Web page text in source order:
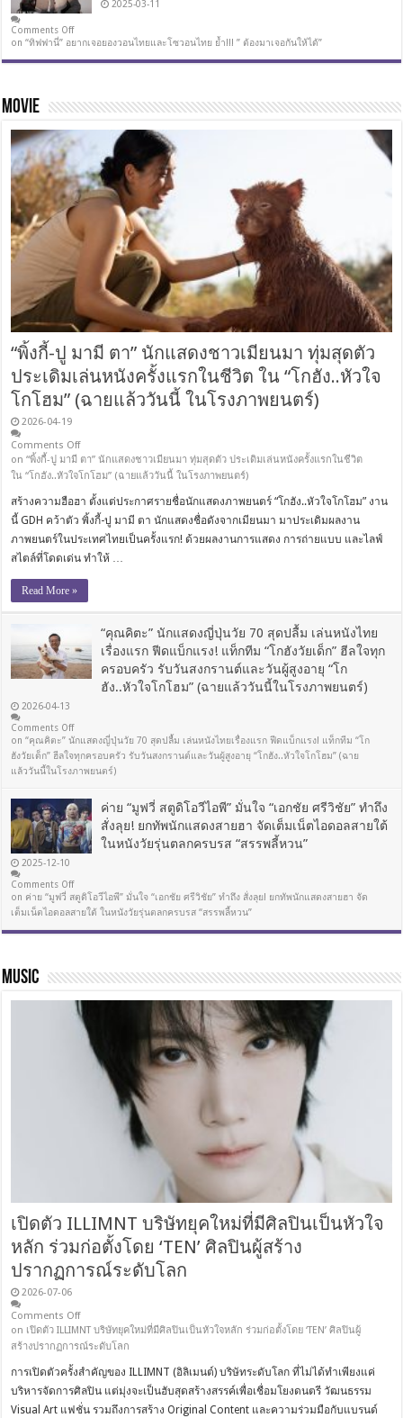
2025-03-11
Comments Off
on “ทิฟฟานี่” อยากเจอยองวอนไทยและโซวอนไทย ย้ำ!!! ” ต้องมาเจอกันให้ได้”
MOVIE
“พิ้งกี้-ปู มามี ตา” นักแสดงชาวเมียนมา ทุ่มสุดตัว
ประเดิมเล่นหนังครั้งแรกในชีวิต ใน “โกฮัง..หัวใจ
โกโฮม” (ฉายแล้ววันนี้ ในโรงภาพยนตร์)
2026-04-19
Comments Off
on “พิ้งกี้-ปู มามี ตา” นักแสดงชาวเมียนมา ทุ่มสุดตัว ประเดิมเล่นหนังครั้งแรกในชีวิต
ใน “โกฮัง..หัวใจโกโฮม” (ฉายแล้ววันนี้ ในโรงภาพยนตร์)
สร้างความฮือฮา ตั้งแต่ประกาศรายชื่อนักแสดงภาพยนตร์ “โกฮัง..หัวใจโกโฮม” งาน
นี้ GDH คว้าตัว พิ้งกี้-ปู มามี ตา นักแสดงชื่อดังจากเมียนมา มาประเดิมผลงาน
ภาพยนตร์ในประเทศไทยเป็นครั้งแรก! ด้วยผลงานการแสดง การถ่ายแบบ และไลฟ์
สไตล์ที่โดดเด่น ทำให้ …
Read More »
“คุณคิตะ” นักแสดงญี่ปุ่นวัย 70 สุดปลื้ม เล่นหนังไทย
เรื่องแรก ฟีดแบ็กแรง! แท็กทีม “โกฮังวัยเด็ก” ฮีลใจทุก
ครอบครัว รับวันสงกรานต์และวันผู้สูงอายุ “โก
ฮัง..หัวใจโกโฮม” (ฉายแล้ววันนี้ในโรงภาพยนตร์)
2026-04-13
Comments Off
on “คุณคิตะ” นักแสดงญี่ปุ่นวัย 70 สุดปลื้ม เล่นหนังไทยเรื่องแรก ฟีดแบ็กแรง! แท็กทีม “โก
ฮังวัยเด็ก” ฮีลใจทุกครอบครัว รับวันสงกรานต์และวันผู้สูงอายุ “โกฮัง..หัวใจโกโฮม” (ฉาย
แล้ววันนี้ในโรงภาพยนตร์)
ค่าย “มูฟวี่ สตูดิโอวีไอพี” มั่นใจ “เอกชัย ศรีวิชัย” ทำถึง
สั่งลุย! ยกทัพนักแสดงสายฮา จัดเต็มเน็ตไอดอลสายใต้
ในหนังวัยรุ่นตลกครบรส “สรรพลี้หวน”
2025-12-10
Comments Off
on ค่าย “มูฟวี่ สตูดิโอวีไอพี” มั่นใจ “เอกชัย ศรีวิชัย” ทำถึง สั่งลุย! ยกทัพนักแสดงสายฮา จัด
เต็มเน็ตไอดอลสายใต้ ในหนังวัยรุ่นตลกครบรส “สรรพลี้หวน”
MUSIC
เปิดตัว ILLIMNT บริษัทยุคใหม่ที่มีศิลปินเป็นหัวใจ
หลัก ร่วมก่อตั้งโดย ‘TEN’ ศิลปินผู้สร้าง
ปรากฏการณ์ระดับโลก
2026-07-06
Comments Off
on เปิดตัว ILLIMNT บริษัทยุคใหม่ที่มีศิลปินเป็นหัวใจหลัก ร่วมก่อตั้งโดย ‘TEN’ ศิลปินผู้
สร้างปรากฏการณ์ระดับโลก
การเปิดตัวครั้งสำคัญของ ILLIMNT (อิลิเมนต์) บริษัทระดับโลก ที่ไม่ได้ทำเพียงแค่
บริหารจัดการศิลปิน แต่มุ่งจะเป็นฮับสุดสร้างสรรค์เพื่อเชื่อมโยงดนตรี วัฒนธรรม
Visual Art แฟชั่น รวมถึงการสร้าง Original Content และความร่วมมือกับแบรนด์